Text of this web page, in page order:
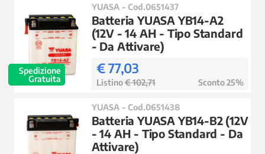
Spedizione
Gratuita
YUASA - Cod.0651437
Batteria YUASA YB14-A2
(12V - 14 AH - Tipo Standard
- Da Attivare)
€ 77,03
Listino€ 102,71 Sconto 25%
YUASA - Cod.0651438
Batteria YUASA YB14-B2 (12V
- 14 AH - Tipo Standard - Da
Attivare)